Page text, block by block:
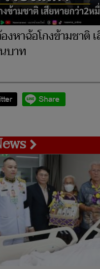
งหาฉ้อโกงข้ามชาติ
บาท